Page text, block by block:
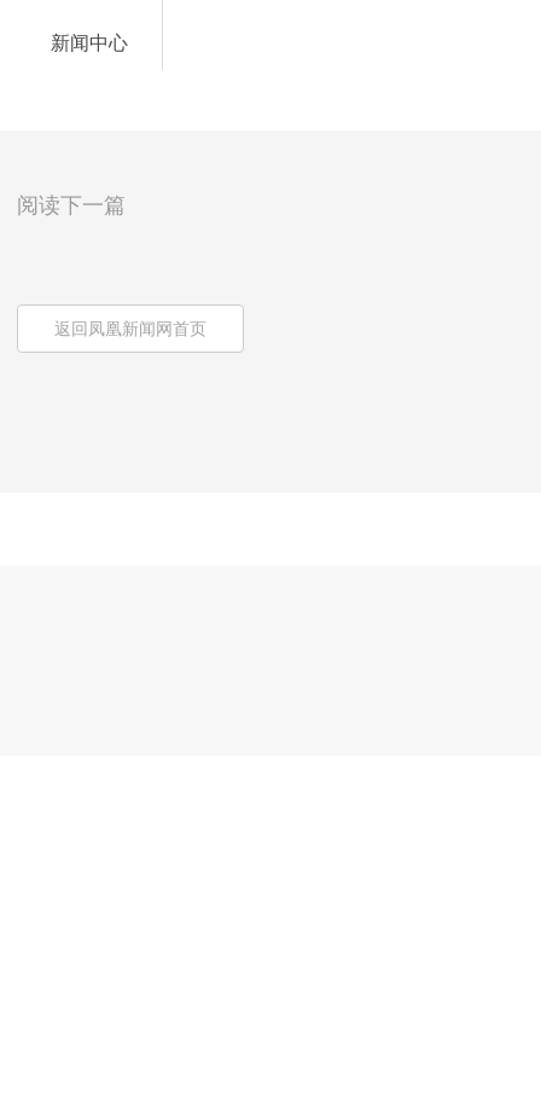
新闻中心
阅读下一篇
返回凤凰新闻网首页